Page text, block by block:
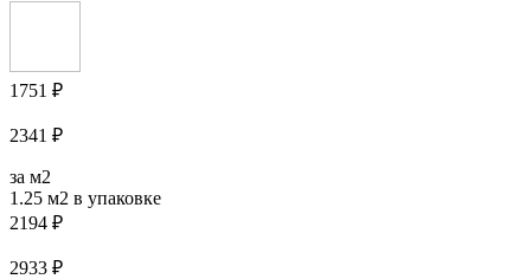
1751 ₽
2341 ₽
за м2
1.25 м2 в упаковке
2194 ₽
2933 ₽